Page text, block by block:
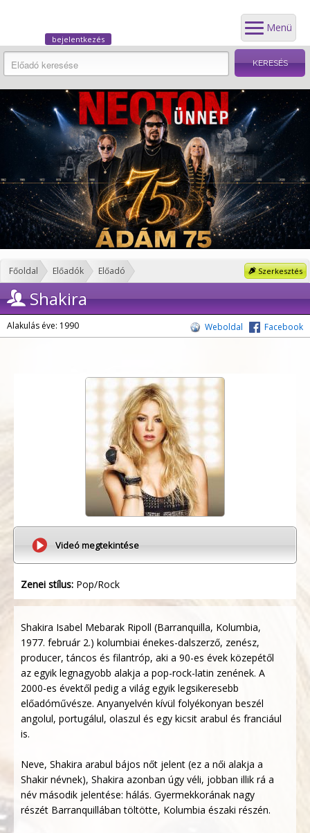
Menü
bejelentkezés
Szerkesztés
Főoldal Előadók Előadó
Shakira
Alakulás éve: 1990 Weboldal Facebook
Videó megtekintése
Zenei stílus: Pop/Rock
Shakira Isabel Mebarak Ripoll (Barranquilla, Kolumbia,
1977. február 2.) kolumbiai énekes-dalszerző, zenész,
producer, táncos és filantróp, aki a 90-es évek közepétől
az egyik legnagyobb alakja a pop-rock-latin zenének. A
2000-es évektől pedig a világ egyik legsikeresebb
előadóművésze. Anyanyelvén kívül folyékonyan beszél
angolul, portugálul, olaszul és egy kicsit arabul és franciául
is.
Neve, Shakira arabul bájos nőt jelent (ez a női alakja a
Shakir névnek), Shakira azonban úgy véli, jobban illik rá a
név második jelentése: hálás. Gyermekkorának nagy
részét Barranquillában töltötte, Kolumbia északi részén.